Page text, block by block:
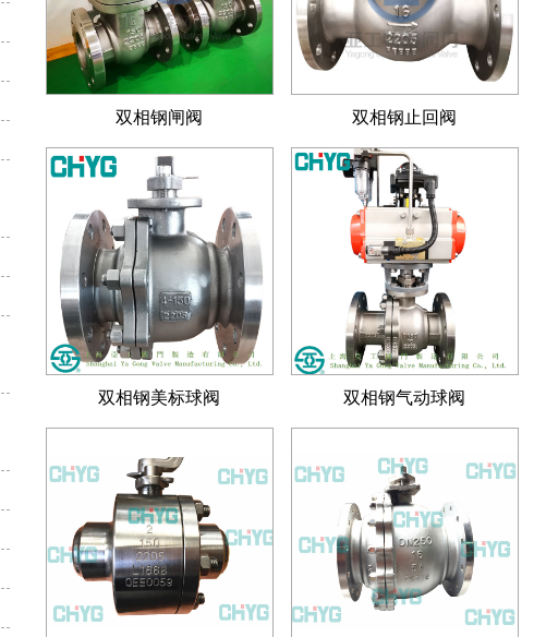
双相钢闸阀 双相钢止回阀
双相钢美标球阀 双相钢气动球阀